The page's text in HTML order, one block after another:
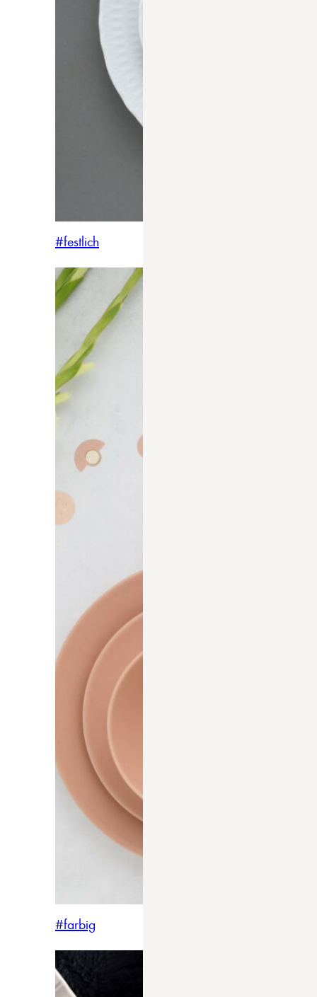
#festlich
#farbig